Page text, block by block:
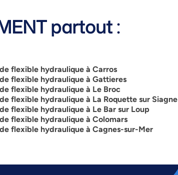
partout :
flexible hydraulique à Carros
flexible hydraulique à Gattieres
flexible hydraulique à Le Broc
flexible hydraulique à La Roquette sur Siagne
flexible hydraulique à Le Bar sur Loup
flexible hydraulique à Colomars
flexible hydraulique à Cagnes-sur-Mer